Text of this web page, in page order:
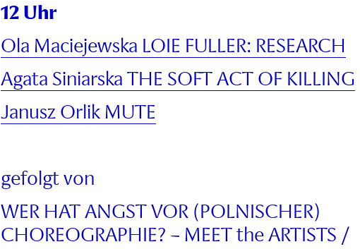
12 Uhr
Ola Maciejewska LOIE FULLER: RESEARCH
Agata Siniarska THE SOFT ACT OF KILLING
Janusz Orlik MUTE
gefolgt von
WER HAT ANGST VOR (POLNISCHER)
CHOREOGRAPHIE? – MEET the ARTISTS /